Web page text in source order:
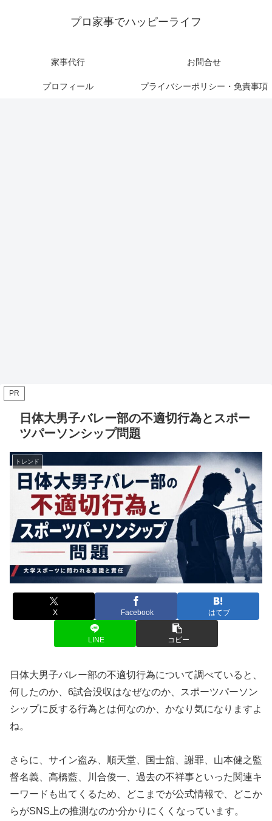
プロ家事でハッピーライフ
家事代行 お問合せ
プロフィール プライバシーポリシー・免責事項
PR
日体大男子バレー部の不適切行為とスポー
ツパーソンシップ問題
トレンド
X Facebook はてブ
LINE コピー
日体大男子バレー部の不適切行為について調べていると、
何したのか、6試合没収はなぜなのか、スポーツパーソン
シップに反する行為とは何なのか、かなり気になりますよ
ね。
さらに、サイン盗み、順天堂、国士舘、謝罪、山本健之監
督名義、高橋藍、川合俊一、過去の不祥事といった関連キ
ーワードも出てくるため、どこまでが公式情報で、どこか
らがSNS上の推測なのか分かりにくくなっています。